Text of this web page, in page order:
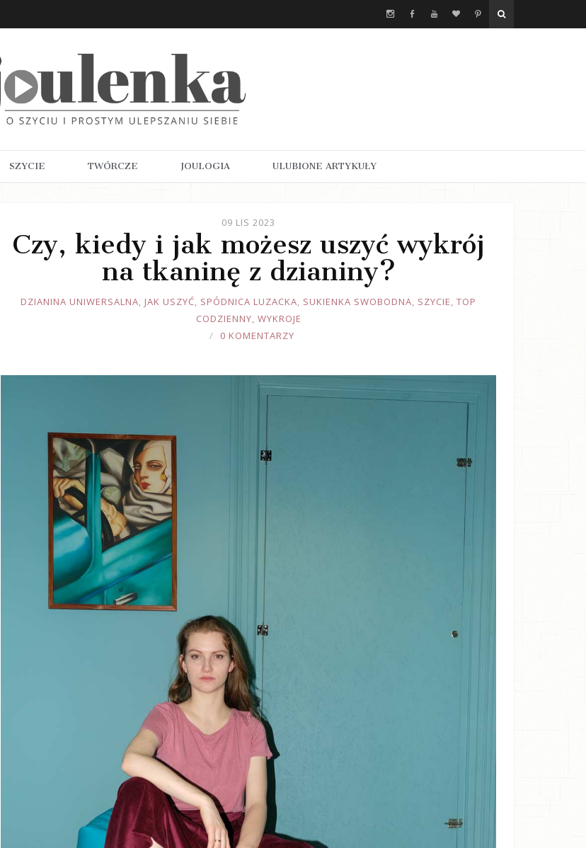
SZYCIE TWÓRCZE JOULOGIA ULUBIONE ARTYKUŁY
09 LIS 2023
Czy, kiedy i jak możesz uszyć wykrój
na tkaninę z dzianiny?
JOULEDZIANINA UNIWERSALNA, JAK USZYĆ, SPÓDNICA LUZACKA, SUKIENKA SWOBODNA, SZYCIE, TOP
CODZIENNY, WYKROJE
0 KOMENTARZY